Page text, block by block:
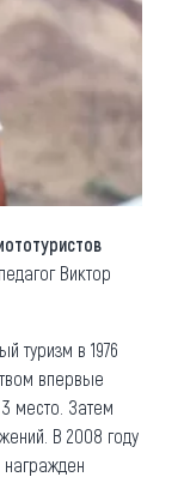
Виктор
туризм в 1976
впервые
место. Затем
В 2008 году
награжден